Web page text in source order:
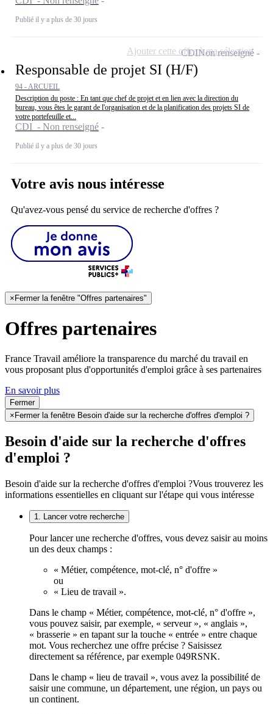
Publié il y a plus de 30 jours
Responsable de projet SI (H/F)
94 - ARCUEIL
Description du poste : En tant que chef de projet et en lien avec la direction du
bureau, vous êtes le garant de l'organisation et de la planification des projets SI de
votre portefeuille et...
CDI - Non renseigné
Publié il y a plus de 30 jours
CDINon renseigné
Ajouter cette offre à ma sélection
Votre avis nous intéresse
Qu'avez-vous pensé du service de recherche d'offres ?
×Fermer la fenêtre "Offres partenaires"
Offres partenaires
France Travail améliore la transparence du marché du travail en
vous proposant plus d'opportunités d'emploi grâce à ses partenaires
En savoir plus
Fermer
×Fermer la fenêtre Besoin d'aide sur la recherche d'offres d'emploi ?
Besoin d'aide sur la recherche d'offres
d'emploi ?
Besoin d'aide sur la recherche d'offres d'emploi ?Vous trouverez les
informations essentielles en cliquant sur l'étape qui vous intéresse
1. Lancer votre recherche
Pour lancer une recherche d'offres, vous devez saisir au moins
un des deux champs :
« Métier, compétence, mot-clé, n° d'offre »
ou
« Lieu de travail ».
Dans le champ « Métier, compétence, mot-clé, n° d'offre »,
vous pouvez saisir, par exemple, « serveur », « anglais »,
« brasserie » en tapant sur la touche « entrée » entre chaque
mot. Vous recherchez une offre précise ? Saisissez
directement sa référence, par exemple 049RSNK.
Dans le champ « lieu de travail », vous avez la possibilité de
saisir une commune, un département, une région, un pays ou
un continent.